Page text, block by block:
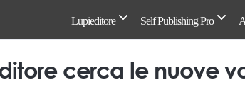
Lupieditore Self Publishing Pro
cerca le nuove